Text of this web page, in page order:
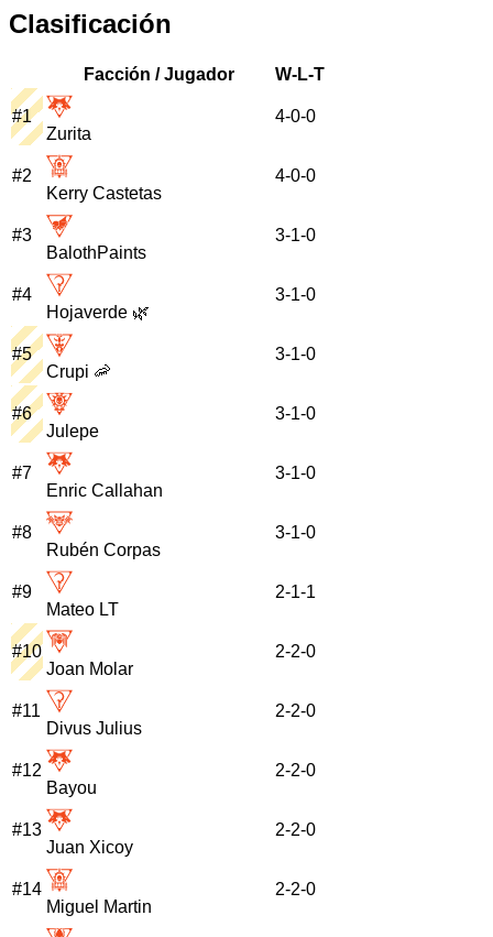
Clasificación
Facción / Jugador W-L-T
#1
Zurita
4-0-0
#2
Kerry Castetas
4-0-0
#3
BalothPaints
3-1-0
#4
Hojaverde 🌿
3-1-0
#5
Crupi 🦐
3-1-0
#6
Julepe
3-1-0
#7
Enric Callahan
3-1-0
#8
Rubén Corpas
3-1-0
#9
Mateo LT
2-1-1
#10
Joan Molar
2-2-0
#11
Divus Julius
2-2-0
#12
Bayou
2-2-0
#13
Juan Xicoy
2-2-0
#14
Miguel Martin
2-2-0